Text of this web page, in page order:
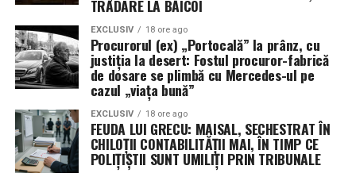
Lecția istoriei și eșecul tactic al noii ere
Istoria navală ne învață că, în ambele Războaie
Mondiale, aliații au fost reticenți în a adopta sistemul
convoaielor, preferând să „vâneze” amenințarea. În
ambele cazuri, strategia a eșuat catastrofal până când s-
a revenit la escortarea directă. Astăzi, Marina pare să
repete aceleași greșeli, încercând să creeze „coridoare
sigure” de la distanță, o tactică ce nu a reușit să
TRĂDARE LA BĂICOI
EXCLUSIV 18 ore ago
Procurorul (ex) „Portocală” la prânz, cu
justiția la desert: Fostul procuror-fabrică
de dosare se plimbă cu Mercedes-ul pe
cazul „viața bună”
EXCLUSIV 18 ore ago
FEUDA LUI GRECU: MAISAL, SECHESTRAT ÎN
CHILOȚII CONTABILITĂȚII MAI, ÎN TIMP CE
POLIȚIȘTII SUNT UMILIȚI PRIN TRIBUNALE